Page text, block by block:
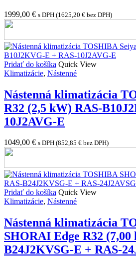
1999,00 € s DPH (1625,20 € bez DPH)
Pridať do košíka Quick View
Klimatizácie, Nástenné
Nástenná klimatizácia
R32 (2,5 kW) RAS-
10J2AVG-E
1049,00 € s DPH (852,85 € bez DPH)
Pridať do košíka Quick View
Klimatizácie, Nástenné
Nástenná klimatizácia
SHORAI Edge R32 (7,00
B24J2KVSG-E + RAS-